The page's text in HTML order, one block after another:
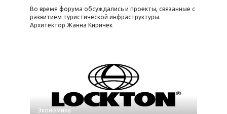
Во время форума обсуждались и проекты, связанные с
развитием туристической инфраструктуры.
Архитектор Жанна Киричек
Экономика